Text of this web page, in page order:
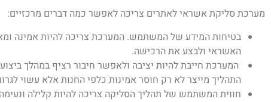
מערכת סליקת אשראי לאתרים צריכה לאפשר כמה דברים מרכזיים:
בטיחות המידע של המשתמש. המערכת צריכה להיות אמינה
האשראי ולבצע את הרכישה.
המערכת חייבת להיות יציבה ולאפשר חיבור רציף במהלך
התהליך מייצר לא רק חוסר אמינות כלפי החנות אלא עשוי
חווית המשתמש של תהליך הסליקה צריכה להיות קלילה